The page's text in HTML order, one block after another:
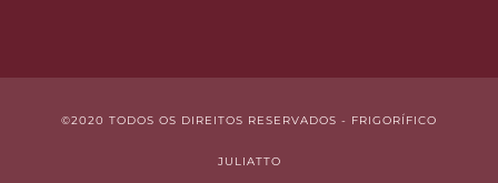
©2020 TODOS OS DIREITOS RESERVADOS - FRIGORÍFICO
JULIATTO